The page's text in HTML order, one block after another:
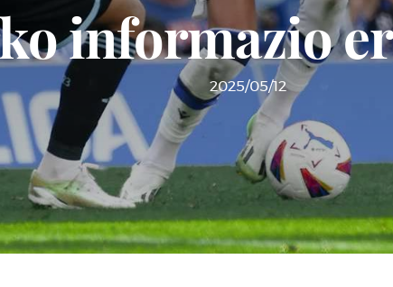
informazio
2025/05/12